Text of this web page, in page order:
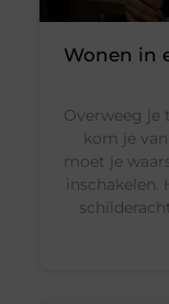
Wonen in
Overweeg je
kom je
moet je
inschakelen.